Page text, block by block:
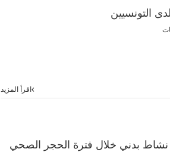
التونسيين
اقرأ المزيد
نشاط بدني خلال فترة الحجر الصحي